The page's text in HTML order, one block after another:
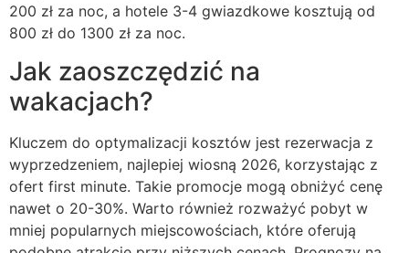
200 zł za noc, a hotele 3-4 gwiazdkowe kosztują od
800 zł do 1300 zł za noc.
Jak zaoszczędzić na
wakacjach?
Kluczem do optymalizacji kosztów jest rezerwacja z
wyprzedzeniem, najlepiej wiosną 2026, korzystając z
ofert first minute. Takie promocje mogą obniżyć cenę
nawet o 20-30%. Warto również rozważyć pobyt w
mniej popularnych miejscowościach, które oferują